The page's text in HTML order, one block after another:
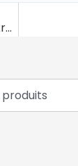
Coffret cadeau entreprise : composer le vôtre (guide 2026)